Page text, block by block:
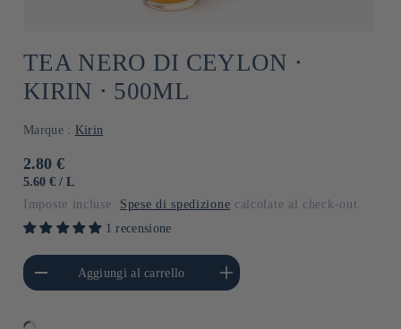
TEA NERO DI CEYLON ⋅
KIRIN ⋅ 500ML
Marque : Kirin
Prezzo
di
2.80 €
PREZZO
5.60 € / PER
L
Imposte incluse. Spese di spedizione calcolate al check-out.
1 recensione
quantità per Default
Title
Aggiungi al carrello
Aumenta quantità per Default
Title